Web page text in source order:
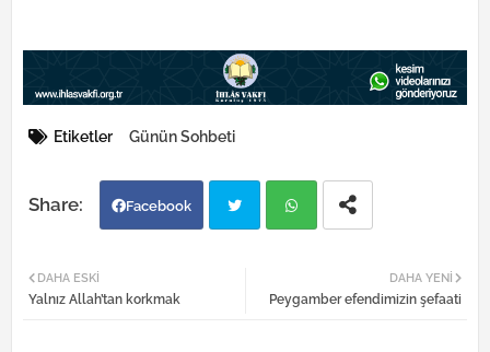
Etiketler Günün Sohbeti
Facebook
atsa
DAHA YENI
Peygamber efendimizin şefaati
DAHA ESKI
Yalnız Allah’tan korkmak